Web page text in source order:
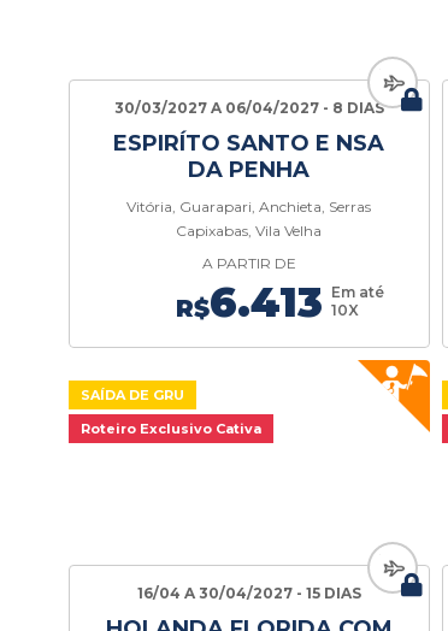
30/03/2027 A 06/04/2027 - 8 DIAS
ESPIRÍTO SANTO E NSA
DA PENHA
Vitória, Guarapari, Anchieta, Serras
Capixabas, Vila Velha
A PARTIR DE
R$6.413 Em até
10X
SAÍDA DE GRU
Roteiro Exclusivo Cativa
16/04 A 30/04/2027 - 15 DIAS